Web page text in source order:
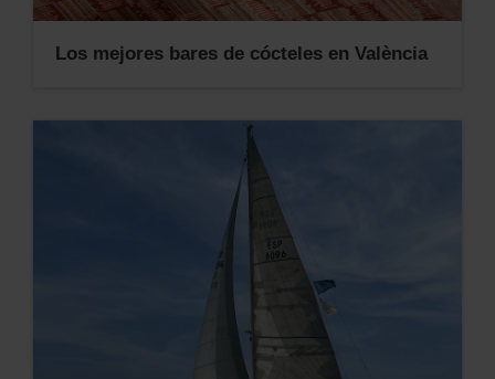
Los mejores bares de cócteles en València